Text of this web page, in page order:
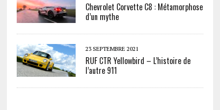
Chevrolet Corvette C8 : Métamorphose
d’un mythe
23 SEPTEMBRE 2021
RUF CTR Yellowbird – L’histoire de
l’autre 911